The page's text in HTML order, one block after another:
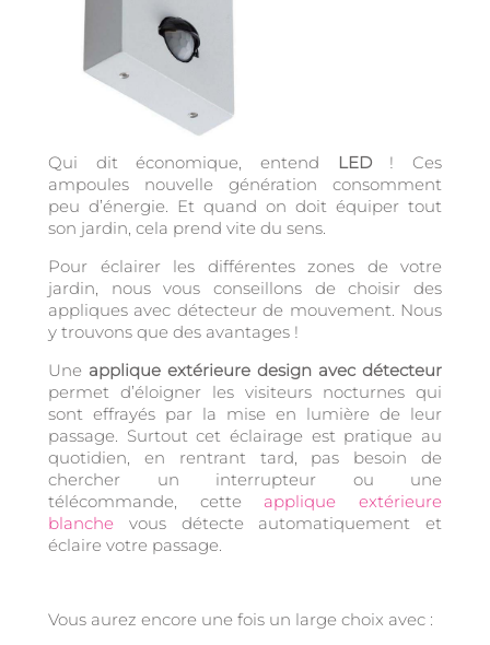
Qui dit économique, entend LED! Ces
ampoules nouvelle génération consomment
peu d’énergie. Et quand on doit équiper tout
son jardin, cela prend vite du sens.
Pour éclairer les différentes zones de votre
jardin, nous vous conseillons de choisir des
appliques avec détecteur de mouvement. Nous
y trouvons que des avantages !
Une applique extérieure design avec détecteur
permet d’éloigner les visiteurs nocturnes qui
sont effrayés par la mise en lumière de leur
passage. Surtout cet éclairage est pratique au
quotidien, en rentrant tard, pas besoin de
chercher un interrupteur ou une
télécommande, cette applique extérieure
blanche vous détecte automatiquement et
éclaire votre passage.
Vous aurez encore une fois un large choix avec :